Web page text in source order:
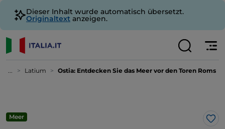
Dieser Inhalt wurde automatisch übersetzt.
Originaltext anzeigen.
... Latium Ostia: Entdecken Sie das Meer vor den Toren Roms
Meer